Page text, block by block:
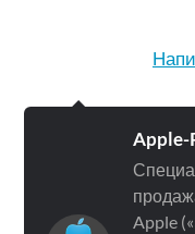
Apple-
Apple